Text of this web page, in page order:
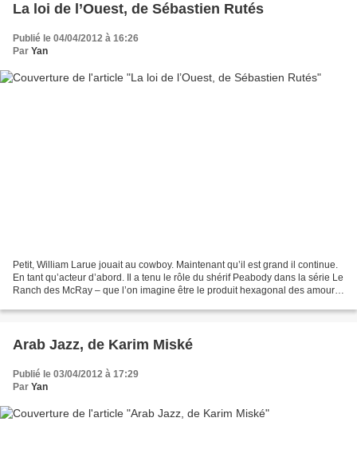
La loi de l’Ouest, de Sébastien Rutés
Publié le 04/04/2012 à 16:26
Par Yan
Petit, William Larue jouait au cowboy. Maintenant qu’il est grand il continue.
En tant qu’acteur d’abord. Il a tenu le rôle du shérif Peabody dans la série Le
Ranch des McRay – que l’on imagine être le produit hexagonal des amours
Arab Jazz, de Karim Miské
Publié le 03/04/2012 à 17:29
Par Yan